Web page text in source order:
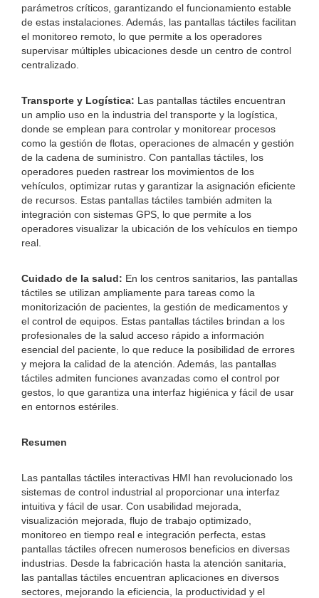
parámetros críticos, garantizando el funcionamiento estable
de estas instalaciones. Además, las pantallas táctiles facilitan
el monitoreo remoto, lo que permite a los operadores
supervisar múltiples ubicaciones desde un centro de control
centralizado.
Transporte y Logística: Las pantallas táctiles encuentran
un amplio uso en la industria del transporte y la logística,
donde se emplean para controlar y monitorear procesos
como la gestión de flotas, operaciones de almacén y gestión
de la cadena de suministro. Con pantallas táctiles, los
operadores pueden rastrear los movimientos de los
vehículos, optimizar rutas y garantizar la asignación eficiente
de recursos. Estas pantallas táctiles también admiten la
integración con sistemas GPS, lo que permite a los
operadores visualizar la ubicación de los vehículos en tiempo
real.
Cuidado de la salud: En los centros sanitarios, las pantallas
táctiles se utilizan ampliamente para tareas como la
monitorización de pacientes, la gestión de medicamentos y
el control de equipos. Estas pantallas táctiles brindan a los
profesionales de la salud acceso rápido a información
esencial del paciente, lo que reduce la posibilidad de errores
y mejora la calidad de la atención. Además, las pantallas
táctiles admiten funciones avanzadas como el control por
gestos, lo que garantiza una interfaz higiénica y fácil de usar
en entornos estériles.
Resumen
Las pantallas táctiles interactivas HMI han revolucionado los
sistemas de control industrial al proporcionar una interfaz
intuitiva y fácil de usar. Con usabilidad mejorada,
visualización mejorada, flujo de trabajo optimizado,
monitoreo en tiempo real e integración perfecta, estas
pantallas táctiles ofrecen numerosos beneficios en diversas
industrias. Desde la fabricación hasta la atención sanitaria,
las pantallas táctiles encuentran aplicaciones en diversos
sectores, mejorando la eficiencia, la productividad y el